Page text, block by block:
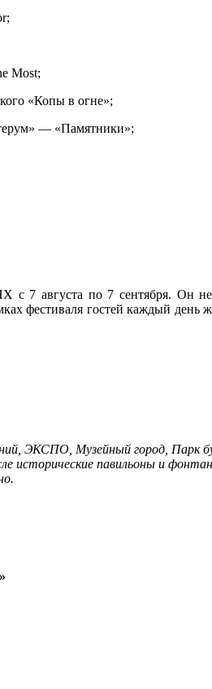
Most;
«Копы в огне»;
— «Памятники»;
7 августа по 7 сентября. Он
фестиваля гостей каждый день
ЭКСПО, Музейный город, Парк
исторические павильоны и